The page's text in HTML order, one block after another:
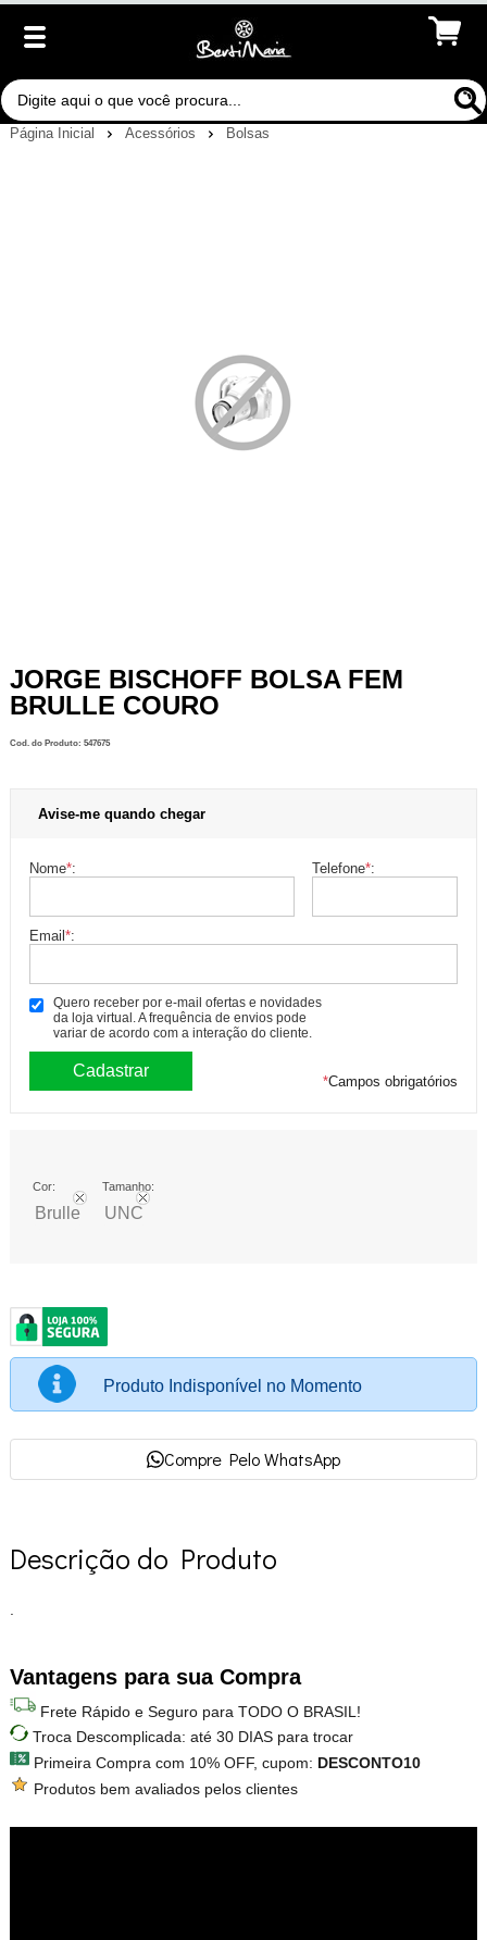
Página Inicial Acessórios Bolsas
JORGE BISCHOFF BOLSA FEM
BRULLE COURO
Cod. do Produto: 547675
Avise-me quando chegar
Nome*: Telefone*:
Email*:
Quero receber por e-mail ofertas e novidades
da loja virtual. A frequência de envios pode
variar de acordo com a interação do cliente.
*Campos obrigatórios
Cor:
Brulle
Tamanho:
UNC
Produto Indisponível no Momento
Compre Pelo WhatsApp
Descrição do Produto
Vantagens para sua Compra
Frete Rápido e Seguro para TODO O BRASIL!
Troca Descomplicada: até 30 DIAS para trocar
Primeira Compra com 10% OFF, cupom: DESCONTO10
Produtos bem avaliados pelos clientes